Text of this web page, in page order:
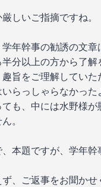
しいご指摘ですね。
年幹事の勧誘の文
分以上の方から了解
趣旨をご理解してい
らっしゃらなかった
ても、中には水野様
。
、本題ですが、学年
、ご返事をお聞かせ